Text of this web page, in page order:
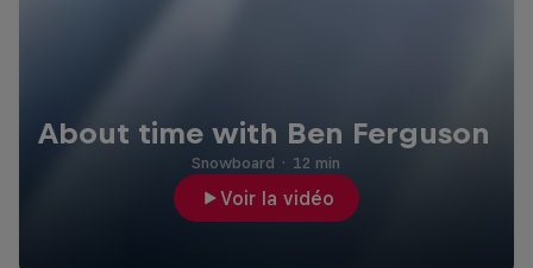
About time with Ben Ferguson
Voir la vidéo
Snowboard · 12 min